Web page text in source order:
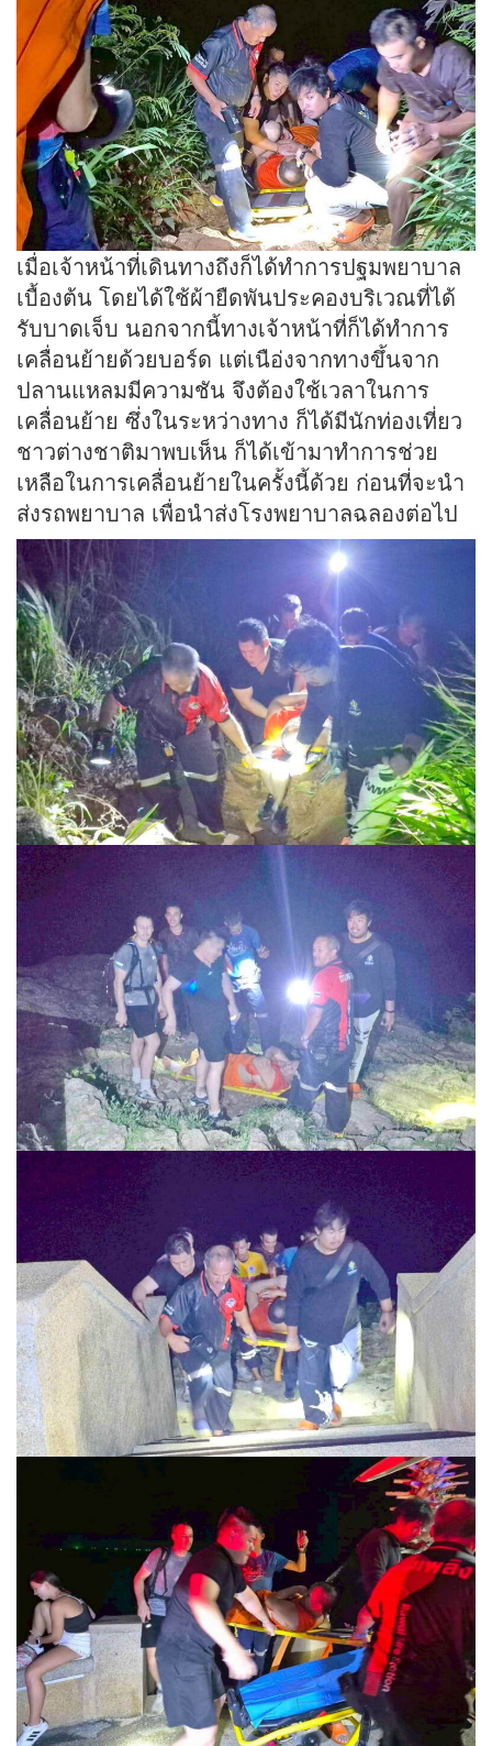
เมื่อเจ้าหน้าที่เดินทางถึงก็ได้ทำการปฐมพยาบาล
เบื้องต้น โดยได้ใช้ผ้ายืดพันประคองบริเวณที่ได้
รับบาดเจ็บ นอกจากนี้ทางเจ้าหน้าที่ก็ได้ทำการ
เคลื่อนย้ายด้วยบอร์ด แต่เนือ่งจากทางขึ้นจาก
ปลานแหลมมีความชัน จึงต้องใช้เวลาในการ
เคลื่อนย้าย ซึ่งในระหว่างทาง ก็ได้มีนักท่องเที่ยว
ชาวต่างชาติมาพบเห็น ก็ได้เข้ามาทำการช่วย
เหลือในการเคลื่อนย้ายในครั้งนี้ด้วย ก่อนที่จะนำ
ส่งรถพยาบาล เพื่อนำส่งโรงพยาบาลฉลองต่อไป